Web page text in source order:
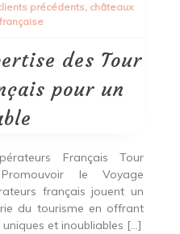
des
Tour
Français
pour
Voyage
précédents, châteaux
des Tour
pour un
Français Tour
le Voyage
français jouent un
du tourisme en offrant
et inoubliables […]